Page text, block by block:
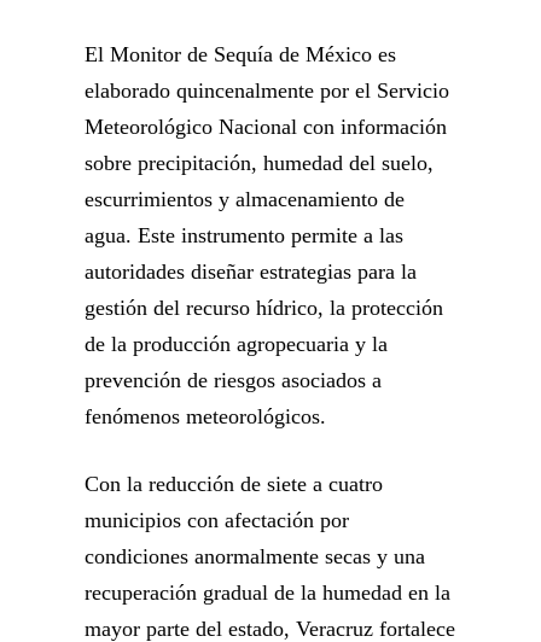
El Monitor de Sequía de México es
elaborado quincenalmente por el Servicio
Meteorológico Nacional con información
sobre precipitación, humedad del suelo,
escurrimientos y almacenamiento de
agua. Este instrumento permite a las
autoridades diseñar estrategias para la
gestión del recurso hídrico, la protección
de la producción agropecuaria y la
prevención de riesgos asociados a
fenómenos meteorológicos.
Con la reducción de siete a cuatro
municipios con afectación por
condiciones anormalmente secas y una
recuperación gradual de la humedad en la
mayor parte del estado, Veracruz fortalece